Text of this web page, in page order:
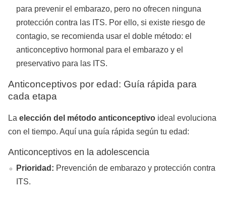
para prevenir el embarazo, pero no ofrecen ninguna
protección contra las ITS. Por ello, si existe riesgo de
contagio, se recomienda usar el doble método: el
anticonceptivo hormonal para el embarazo y el
preservativo para las ITS.
Anticonceptivos por edad: Guía rápida para
cada etapa
La elección del método anticonceptivo ideal evoluciona
con el tiempo. Aquí una guía rápida según tu edad:
Anticonceptivos en la adolescencia
Prioridad: Prevención de embarazo y protección contra
ITS.